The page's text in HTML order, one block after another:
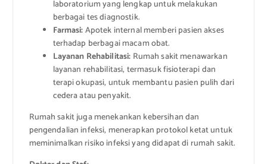
laboratorium yang lengkap untuk melakukan
berbagai tes diagnostik.
Farmasi:Apotek internal memberi pasien akses
terhadap berbagai macam obat.
Layanan Rehabilitasi: Rumah sakit menawarkan
layanan rehabilitasi, termasuk fisioterapi dan
terapi okupasi, untuk membantu pasien pulih dari
cedera atau penyakit.
Rumah sakit juga menekankan kebersihan dan
pengendalian infeksi, menerapkan protokol ketat untuk
meminimalkan risiko infeksi yang didapat di rumah sakit.